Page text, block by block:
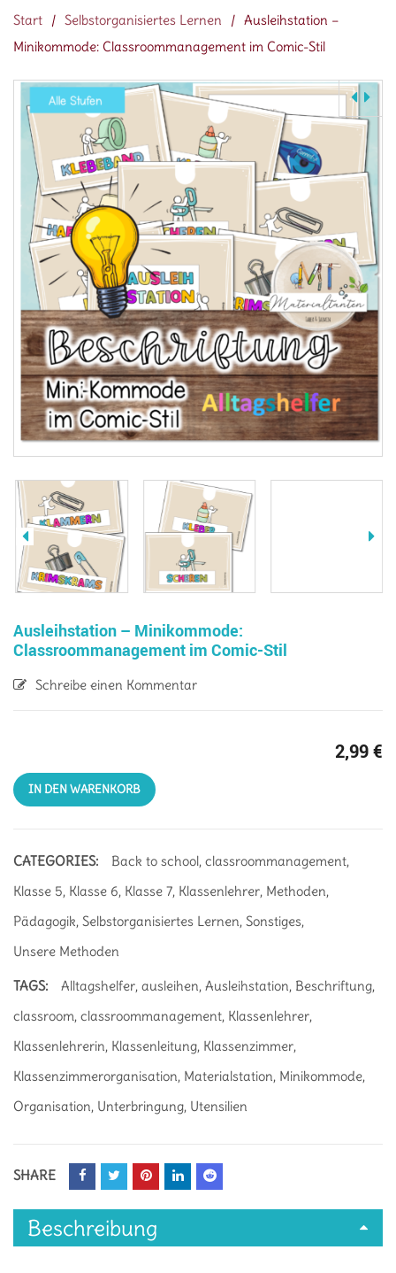
Start / Selbstorganisiertes Lernen / Ausleihstation –
Minikommode: Classroommanagement im Comic-Stil
Ausleihstation – Minikommode:
Classroommanagement im Comic-Stil
Schreibe einen Kommentar
2,99€
IN DEN WARENKORB
CATEGORIES: Back to school, classroommanagement,
Klasse 5, Klasse 6, Klasse 7, Klassenlehrer, Methoden,
Pädagogik, Selbstorganisiertes Lernen, Sonstiges,
Unsere Methoden
TAGS: Alltagshelfer, ausleihen, Ausleihstation, Beschriftung,
classroom, classroommanagement, Klassenlehrer,
Klassenlehrerin, Klassenleitung, Klassenzimmer,
Klassenzimmerorganisation, Materialstation, Minikommode,
Organisation, Unterbringung, Utensilien
SHARE
Beschreibung